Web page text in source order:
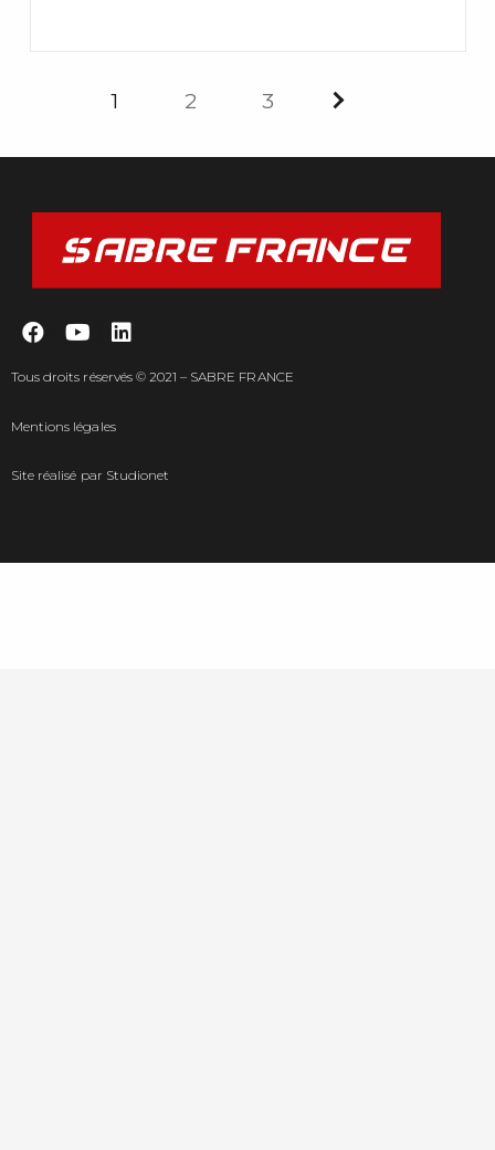
1 2 3
Tous droits réservés © 2021 – SABRE FRANCE
Mentions légales
Site réalisé par Studionet